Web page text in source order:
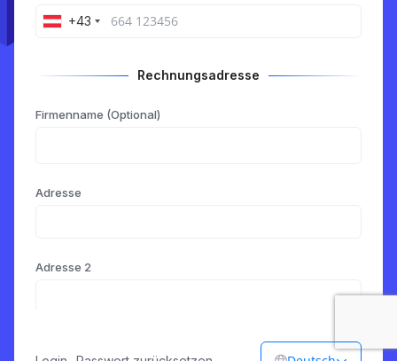
+43
Rechnungsadresse
Firmenname (Optional)
Adresse
Adresse 2